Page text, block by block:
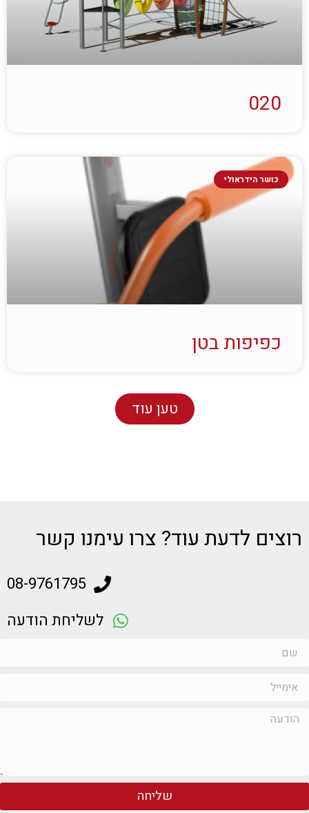
020
כושר הידראולי
כפיפות בטן
טען עוד
רוצים לדעת עוד? צרו עימנו קשר
08-9761795
לשליחת הודעה
שליחה